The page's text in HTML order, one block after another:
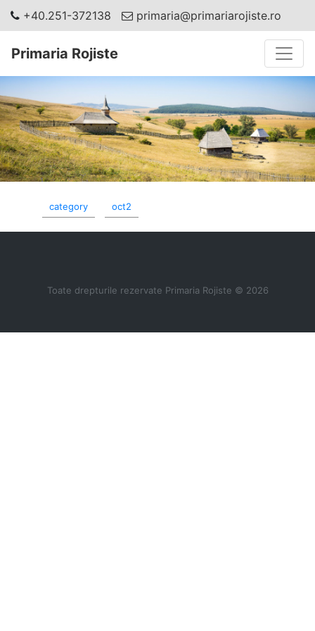
+40.251-372138 primaria@primariarojiste.ro
Primaria Rojiste
category oct2
Toate drepturile rezervate Primaria Rojiste © 2026